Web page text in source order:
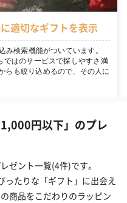
適切なギフトを表示
検索機能がついています。
ではのサービスで探しやすさ満
らも絞り込めるので、その人に
1,000円以下」のプレ
ゼント一覧(4件)です。
ったりな「ギフト」に出会え
商品をこだわりのラッピン